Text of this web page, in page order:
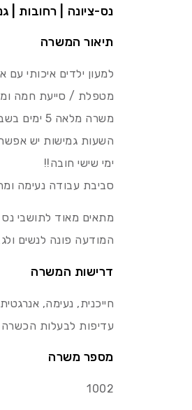
נס-ציונה | רחובות |
תיאור המשרה
למעון ילדים איכותי
מטפלת / סייעת חמה
משרה מלאה 5 ימים בשבוע בין השעות 08:00 -16:30- יתרון למשרה מלאה!!
השעות גמישות יש
ימי שישי חובה!!
סביבת עבודה נעימה
מתאים מאוד לתושבי נס
המודעה פונה לנשים
דרישות המשרה
חייכנית, נעימה,
עדיפות לבעלות הכשרה
מספר משרה
1002